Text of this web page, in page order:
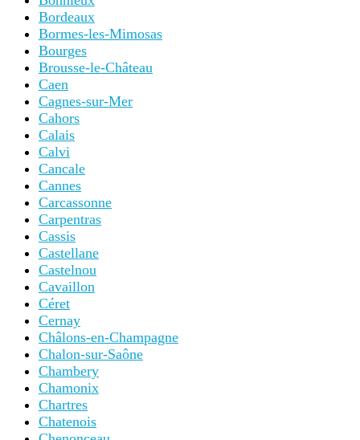
Bordeaux
Bormes-les-Mimosas
Bourges
Brousse-le-Château
Caen
Cagnes-sur-Mer
Cahors
Calais
Calvi
Cancale
Cannes
Carcassonne
Carpentras
Cassis
Castellane
Castelnou
Cavaillon
Céret
Cernay
Châlons-en-Champagne
Chalon-sur-Saône
Chambery
Chamonix
Chartres
Chatenois